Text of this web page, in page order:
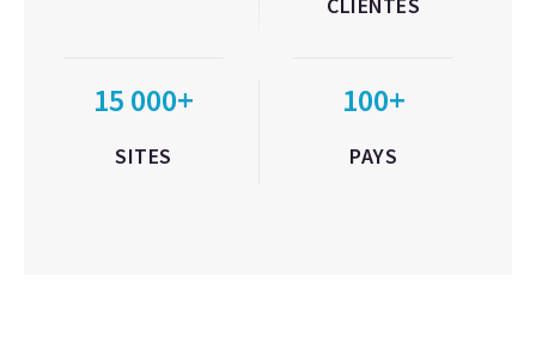
15 000+
SITES
100+
PAYS